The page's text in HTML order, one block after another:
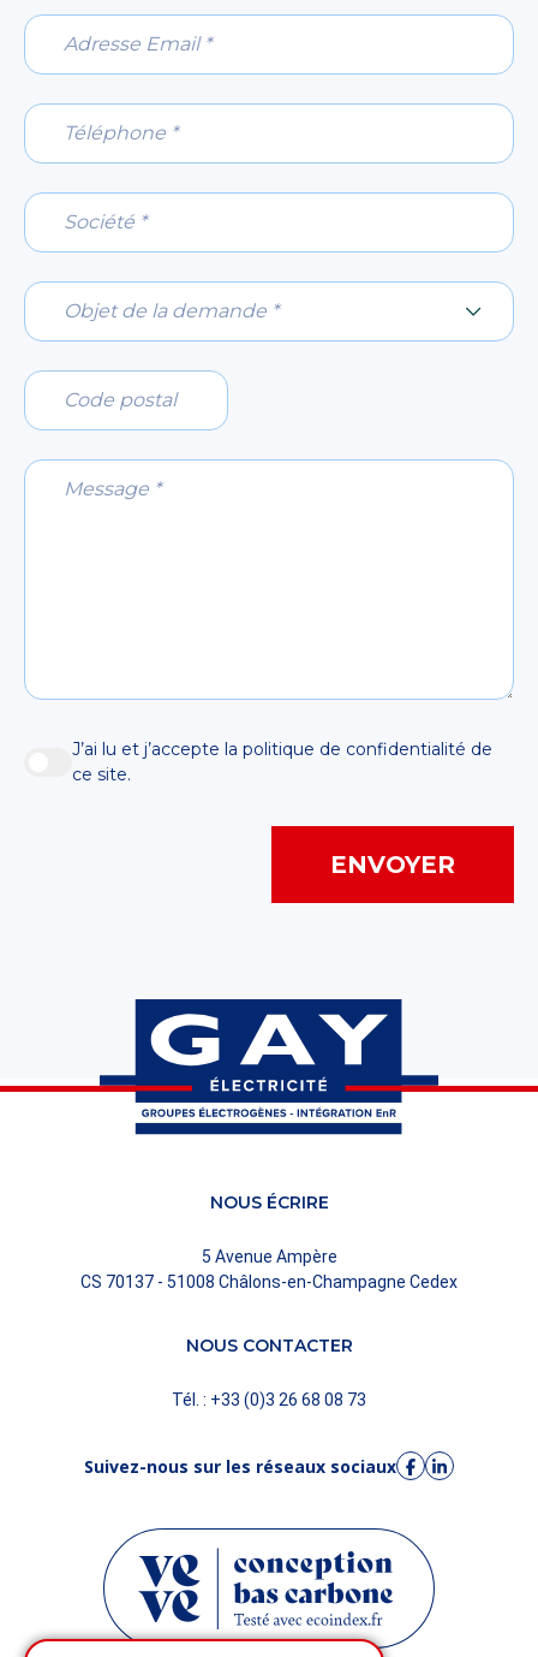
Adresse Email *
Téléphone *
Société *
Objet de la demande *
Objet de la demande *
Code postal
Message *
J’ai lu et j’accepte la politique de confidentialité de
ce site.
ENVOYER
NOUS ÉCRIRE
5 Avenue Ampère
CS 70137 - 51008 Châlons-en-Champagne Cedex
NOUS CONTACTER
Tél. : +33 (0)3 26 68 08 73
Suivez-nous sur les réseaux sociaux